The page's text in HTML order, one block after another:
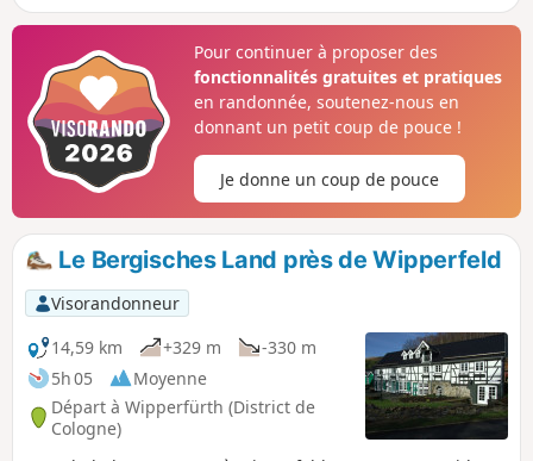
Pour continuer à proposer des
fonctionnalités gratuites et pratiques
en randonnée, soutenez-nous en
donnant un petit coup de pouce !
Je donne un coup de pouce
Le Bergisches Land près de Wipperfeld
Visorandonneur
14,59 km
+329 m
-330 m
5h 05
Moyenne
Départ à Wipperfürth (District de
Cologne)